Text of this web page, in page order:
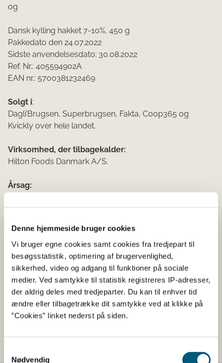
Denne hjemmeside bruger cookies
Vi bruger egne cookies samt cookies fra tredjepart til
besøgsstatistik, optimering af brugervenlighed,
sikkerhed, video og adgang til funktioner på sociale
medier. Ved samtykke til statistik registreres IP-adresser,
der aldrig deles med tredjeparter. Du kan til enhver tid
ændre eller tilbagetrække dit samtykke ved at klikke på
”Cookies” linket nederst på siden.
Nødvendig
og
Dansk kylling hakket 7-10%, 450 g
Pakkedato den 24.07.2022
Sidste anvendelsesdato: 30.08.2022
Ref. Nr.: 405594902A
EAN nr.: 5700381232469
Solgt i:
Dagli’Brugsen, Superbrugsen, Fakta, Coop365 og
Kvickly over hele landet.
Virksomhed, der tilbagekalder:
Hilton Foods Danmark A/S.
Årsag:
anvendelsesdato. Korrekt sidste anvendelsesdato er
Risiko:
Efter udløb af korrekt holdbarhedsdato (d. 30.07.2022) vil
produktet løbende kunne fordærve og udgøre en
sundhedsrisiko ved indtagelse.
Råd til forbrugerne:
Fødevarestyrelsen råder forbrugerne til at levere
kassere det.